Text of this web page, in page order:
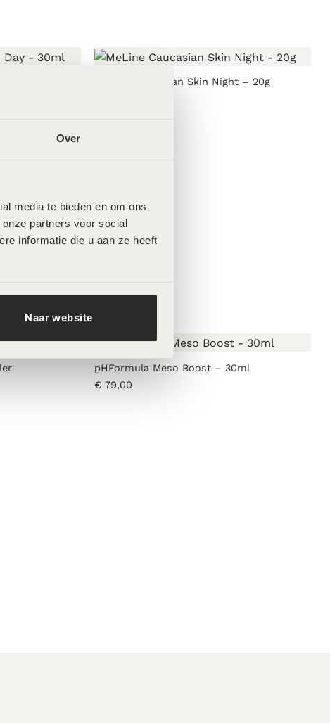
Over
media te bieden en om ons
partners voor social
informatie die u aan ze heeft
Naar website
MeLine Caucasian Skin Night – 20g
pHFormula Meso Boost – 30ml
€ 79,00